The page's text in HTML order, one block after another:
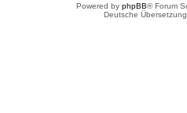
Powered by phpBB® Forum
Deutsche